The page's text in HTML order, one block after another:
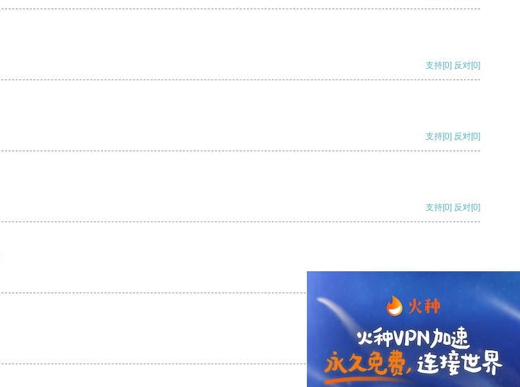
支持[0] 反对[0]
支持[0] 反对[0]
支持[0] 反对[0]
支持 [0] 反对 [0]